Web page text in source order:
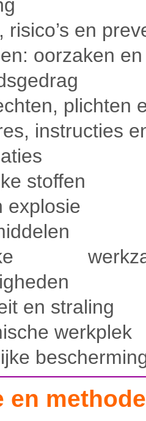
risico’s en
oorzaken
plichten
instructies
stoffen
explosie
en straling
werkplek
en